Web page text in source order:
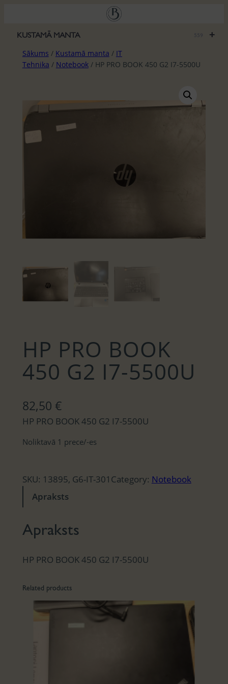
saturu
+
KUSTAMĀ MANTA
Sākums / Kustamā manta / IT
Tehnika / Notebook/ HP PRO BOOK 450 G2 I7-5500U
HP PRO BOOK
450 G2 I7-5500U
82,50 €
HP PRO BOOK 450 G2 I7-5500U
Noliktavā 1 prece/-es
SKU: 13895, G6-IT-301 Category: Notebook
Apraksts
Apraksts
HP PRO BOOK 450 G2 I7-5500U
Related products